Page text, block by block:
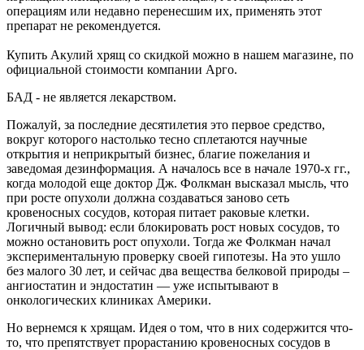
операциям или недавно перенесшим их, применять этот
препарат не рекомендуется.
Купить Акулий хрящ со скидкой можно в нашем магазине, по
официальной стоимости компании Арго.
БАД - не является лекарством.
Пожалуй, за последние десятилетия это первое средство,
вокруг которого настолько тесно сплетаются научные
открытия и неприкрытый бизнес, благие пожелания и
заведомая дезинформация. А началось все в начале 1970-х гг.,
когда молодой еще доктор Дж. Фолкман высказал мысль, что
при росте опухоли должна создаваться заново сеть
кровеносных сосудов, которая питает раковые клетки.
Логичный вывод: если блокировать рост новых сосудов, то
можно остановить рост опухоли. Тогда же Фолкман начал
экспериментальную проверку своей гипотезы. На это ушло
без малого 30 лет, и сейчас два вещества белковой природы –
ангиостатин и эндостатин — уже испытывают в
онкологических клиниках Америки.
Но вернемся к хрящам. Идея о том, что в них содержится что-
то, что препятствует прорастанию кровеносных сосудов в